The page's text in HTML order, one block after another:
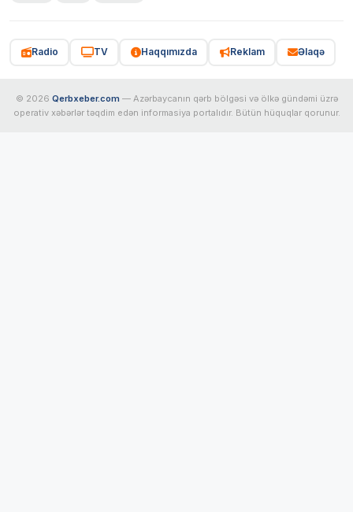
Radio TV Haqqımızda Reklam Əlaqə
© 2026 Qerbxeber.com — Azərbaycanın qərb bölgəsi və ölkə gündəmi üzrə
operativ xəbərlər təqdim edən informasiya portalıdır. Bütün hüquqlar qorunur.